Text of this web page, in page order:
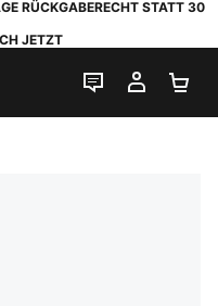
RÜCKGABERECHT STATT 30
JETZT
LIVE-CHAT
MEIN